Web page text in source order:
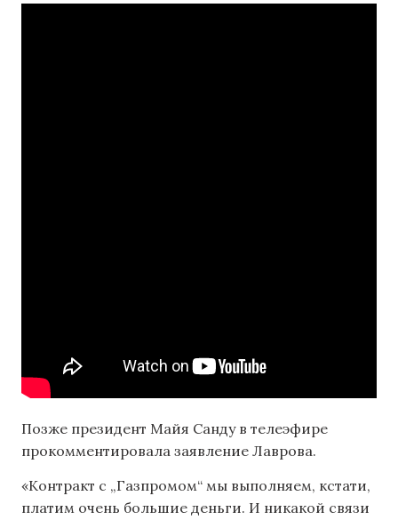
Позже президент Майя Санду в телеэфире
прокомментировала заявление Лаврова.
«Контракт с „Газпромом“ мы выполняем, кстати,
платим очень большие деньги. И никакой связи